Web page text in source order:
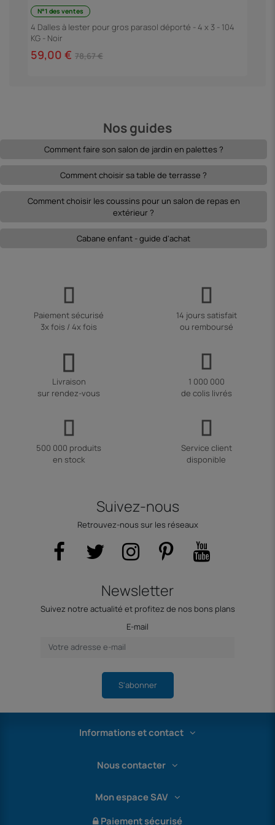
N°1 des ventes
4 Dalles à lester pour gros parasol déporté - 4 x 3 - 104
KG - Noir
59,00 € 78,67 €
Nos guides
Comment faire son salon de jardin en palettes ?
Comment choisir sa table de terrasse ?
Comment choisir les coussins pour un salon de repas en
extérieur ?
Cabane enfant - guide d'achat
Paiement sécurisé
3x fois / 4x fois
14 jours satisfait
ou remboursé
Livraison
sur rendez-vous
1 000 000
de colis livrés
500 000 produits
en stock
Service client
disponible
Suivez-nous
Retrouvez-nous sur les réseaux
Newsletter
Suivez notre actualité et profitez de nos bons plans
E-mail
S'abonner
Informations et contact
Nous contacter
Mon espace SAV
Paiement sécurisé